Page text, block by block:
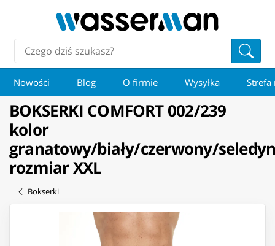
Nowości Blog O firmie Wysyłka Strefa
BOKSERKI COMFORT 002/239
kolor
granatowy/biały/czerwony/
rozmiar XXL
Bokserki